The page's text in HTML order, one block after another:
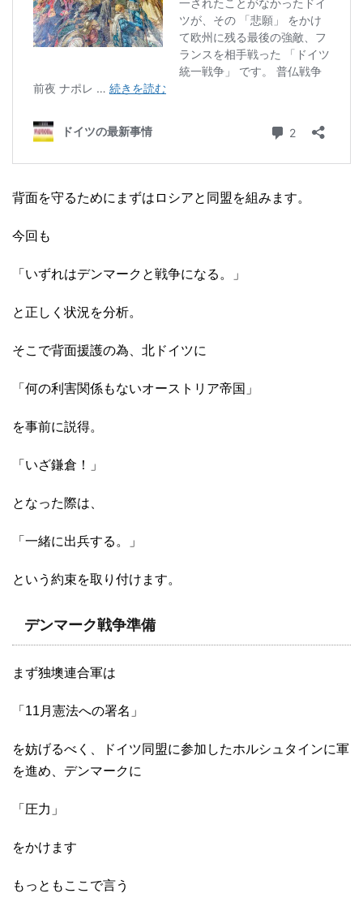
背面を守るためにまずはロシアと同盟を組みます。
今回も
「いずれはデンマークと戦争になる。」
と正しく状況を分析。
そこで背面援護の為、北ドイツに
「何の利害関係もないオーストリア帝国」
を事前に説得。
「いざ鎌倉！」
となった際は、
「一緒に出兵する。」
という約束を取り付けます。
デンマーク戦争準備
まず独墺連合軍は
「11月憲法への署名」
を妨げるべく、ドイツ同盟に参加したホルシュタインに軍
を進め、デンマークに
「圧力」
をかけます
もっともここで言う